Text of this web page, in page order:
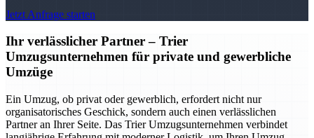
Jetzt Anfrage starten
Ihr verlässlicher Partner – Trier
Umzugsunternehmen für private und gewerbliche
Umzüge
Ein Umzug, ob privat oder gewerblich, erfordert nicht nur
organisatorisches Geschick, sondern auch einen verlässlichen
Partner an Ihrer Seite. Das Trier Umzugsunternehmen verbindet